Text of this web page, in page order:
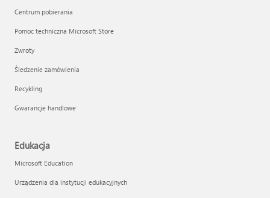
Centrum pobierania
Pomoc techniczna Microsoft Store
Zwroty
Śledzenie zamówienia
Recykling
Gwarancje handlowe
Edukacja
Microsoft Education
Urządzenia dla instytucji edukacyjnych